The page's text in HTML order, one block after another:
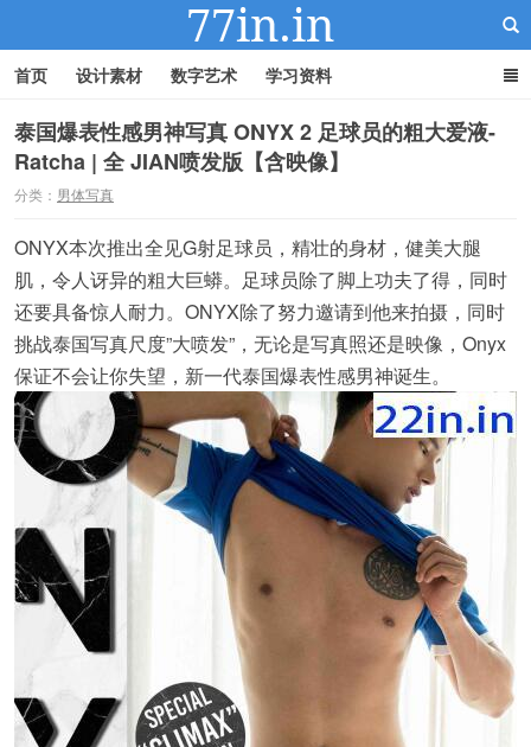
首页 设计素材 数字艺术 学习资料
泰国爆表性感男神写真 ONYX 2 足球员的粗大爱液-
Ratcha | 全 JIAN喷发版【含映像】
分类： 男体写真
ONYX本次推出全见G射足球员，精壮的身材，健美大腿
肌，令人讶异的粗大巨蟒。足球员除了脚上功夫了得，同时
还要具备惊人耐力。ONYX除了努力邀请到他来拍摄，同时
挑战泰国写真尺度”大喷发”，无论是写真照还是映像，Onyx
保证不会让你失望，新一代泰国爆表性感男神诞生。